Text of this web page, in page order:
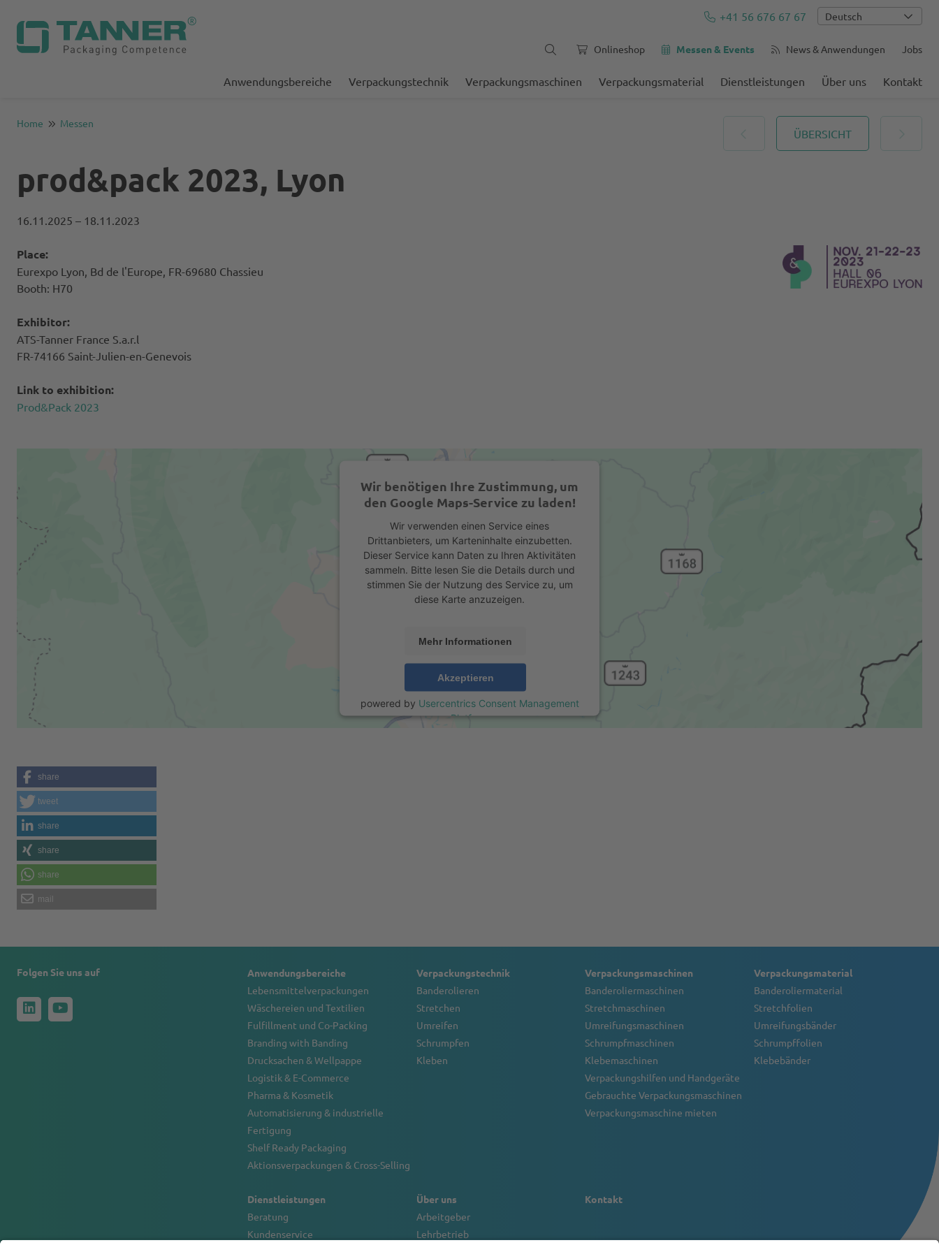
+41 56 676 67 67 Deutsch
Onlineshop Messen & Events News & Anwendungen Jobs
Anwendungsbereiche Verpackungstechnik Verpackungsmaschinen Verpackungsmaterial Dienstleistungen Über uns Kontakt
Home Messen
ÜBERSICHT
prod&pack 2023, Lyon
16.11.2025 – 18.11.2023
Place:
Eurexpo Lyon, Bd de l'Europe, FR-69680 Chassieu
Booth: H70
Exhibitor:
ATS-Tanner France S.a.r.l
FR-74166 Saint-Julien-en-Genevois
Link to exhibition:
Prod&Pack 2023
Wir benötigen Ihre Zustimmung, um
den Google Maps-Service zu laden!
Wir verwenden einen Service eines
Drittanbieters, um Karteninhalte einzubetten.
Dieser Service kann Daten zu Ihren Aktivitäten
sammeln. Bitte lesen Sie die Details durch und
stimmen Sie der Nutzung des Service zu, um
diese Karte anzuzeigen.
Mehr Informationen
Akzeptieren
powered by Usercentrics Consent Management
Platform
share
tweet
share
share
share
mail
Folgen Sie uns auf
Anwendungsbereiche
Lebensmittelverpackungen
Wäschereien und Textilien
Fulfillment und Co-Packing
Branding with Banding
Drucksachen & Wellpappe
Logistik & E-Commerce
Pharma & Kosmetik
Automatisierung & industrielle
Fertigung
Shelf Ready Packaging
Aktionsverpackungen & Cross-Selling
Verpackungstechnik
Banderolieren
Stretchen
Umreifen
Schrumpfen
Kleben
Verpackungsmaschinen
Banderoliermaschinen
Stretchmaschinen
Umreifungsmaschinen
Schrumpfmaschinen
Klebemaschinen
Verpackungshilfen und Handgeräte
Gebrauchte Verpackungsmaschinen
Verpackungsmaschine mieten
Verpackungsmaterial
Banderoliermaterial
Stretchfolien
Umreifungsbänder
Schrumpffolien
Klebebänder
Dienstleistungen
Beratung
Kundenservice
Über uns
Arbeitgeber
Lehrbetrieb
Kontakt